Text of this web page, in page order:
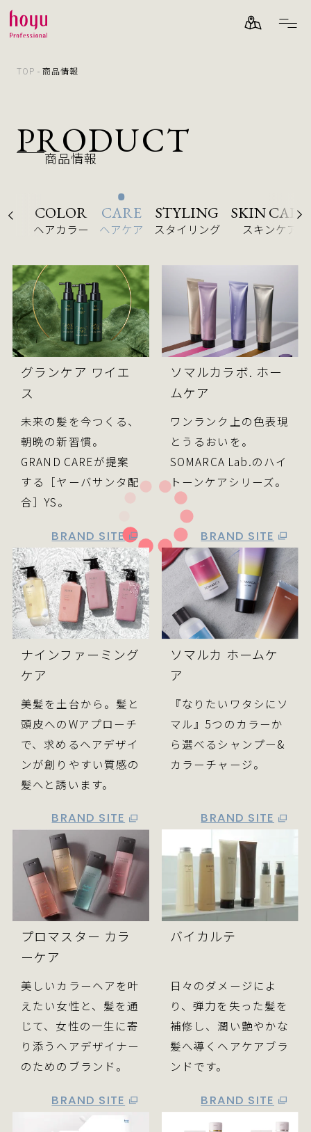
TOP 商品情報
商品情報
PRODUCT
COLOR
ヘアカラー
CARE
ヘアケア
STYLING
スタイリング
SKIN CARE
スキンケア
グランケア ワイエ
ス
未来の髪を今つくる、
朝晩の新習慣。
GRAND CAREが提案
する［ヤーバサンタ配
合］YS。
BRAND SITE
ソマルカラボ. ホー
ムケア
ワンランク上の色表現
とうるおいを。
SOMARCA Lab.のハイ
トーンケアシリーズ。
BRAND SITE
ナインファーミング
ケア
美髪を土台から。髪と
頭皮へのWアプローチ
で、求めるヘアデザイ
ンが創りやすい質感の
髪へと誘います。
BRAND SITE
ソマルカ ホームケ
ア
『なりたいワタシにソ
マル』5つのカラーか
ら選べるシャンプー&
カラーチャージ。
BRAND SITE
プロマスター カラ
ーケア
美しいカラーヘアを叶
えたい女性と、髪を通
じて、女性の一生に寄
り添うヘアデザイナー
のためのブランド。
BRAND SITE
バイカルテ
日々のダメージによ
り、弾力を失った髪を
補修し、潤い艶やかな
髪へ導くヘアケアブラ
ンドです。
BRAND SITE